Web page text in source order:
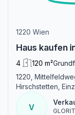
1220 Wien
Haus kaufen
4 120 m²
1220,
Hirschstetten,
V